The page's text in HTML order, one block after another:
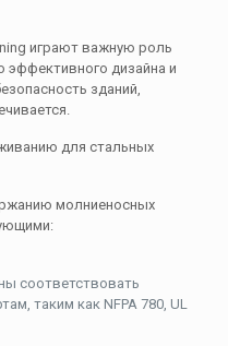
играют важную роль
эффективного дизайна и
зданий,
для стальных
молниеносных
соответствовать
таким как NFPA 780, UL